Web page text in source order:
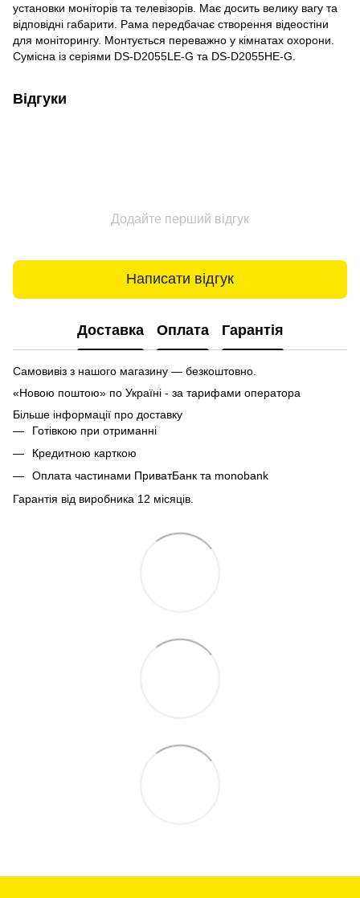
установки моніторів та телевізорів. Має досить велику вагу та
відповідні габарити. Рама передбачає створення відеостіни
для моніторингу. Монтується переважно у кімнатах охорони.
Сумісна із серіями DS-D2055LE-G та DS-D2055HE-G.
Відгуки
Додайте перший відгук
Написати відгук
Доставка Оплата Гарантія
Самовивіз з нашого магазину — безкоштовно.
«Новою поштою» по Україні - за тарифами оператора
Більше інформації про доставку
Готівкою при отриманні
Кредитною карткою
Оплата частинами ПриватБанк та monobank
Гарантія від виробника 12 місяців.